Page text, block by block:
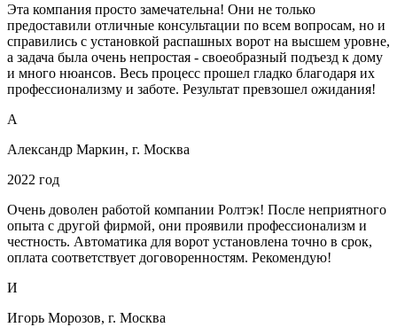
Эта компания просто замечательна! Они не только
предоставили отличные консультации по всем вопросам, но и
справились с установкой распашных ворот на высшем уровне,
а задача была очень непростая - своеобразный подъезд к дому
и много нюансов. Весь процесс прошел гладко благодаря их
профессионализму и заботе. Результат превзошел ожидания!
А
Александр Маркин, г. Москва
2022 год
Очень доволен работой компании Ролтэк! После неприятного
опыта с другой фирмой, они проявили профессионализм и
честность. Автоматика для ворот установлена точно в срок,
оплата соответствует договоренностям. Рекомендую!
И
Игорь Морозов, г. Москва